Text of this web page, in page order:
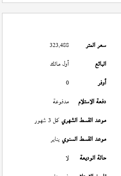
سعر المتر
323,488
البائع
أول مالك
أوفر
0
دفعة الاستلام
مدفوعة
موعد القسط الشهري كل 3 شهور
موعد القسط السنوي يناير
حالة الوديعة
لا